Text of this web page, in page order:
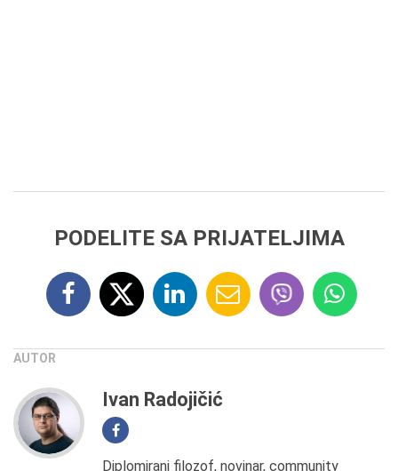
PODELITE SA PRIJATELJIMA
AUTOR
Ivan Radojičić
Diplomirani filozof, novinar, community